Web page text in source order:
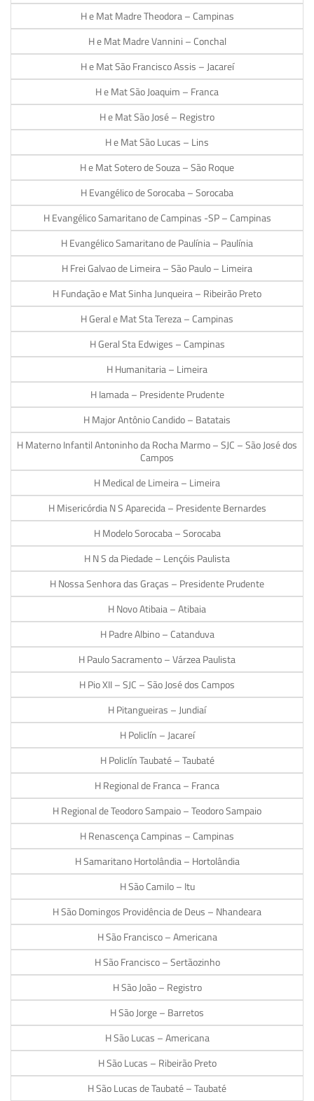
H e Mat Madre Theodora – Campinas
H e Mat Madre Vannini – Conchal
H e Mat São Francisco Assis – Jacareí
H e Mat São Joaquim – Franca
H e Mat São José – Registro
H e Mat São Lucas – Lins
H e Mat Sotero de Souza – São Roque
H Evangélico de Sorocaba – Sorocaba
H Evangélico Samaritano de Campinas -SP – Campinas
H Evangélico Samaritano de Paulínia – Paulínia
H Frei Galvao de Limeira – São Paulo – Limeira
H Fundação e Mat Sinha Junqueira – Ribeirão Preto
H Geral e Mat Sta Tereza – Campinas
H Geral Sta Edwiges – Campinas
H Humanitaria – Limeira
H Iamada – Presidente Prudente
H Major Antônio Candido – Batatais
H Materno Infantil Antoninho da Rocha Marmo – SJC – São José dos
Campos
H Medical de Limeira – Limeira
H Misericórdia N S Aparecida – Presidente Bernardes
H Modelo Sorocaba – Sorocaba
H N S da Piedade – Lençóis Paulista
H Nossa Senhora das Graças – Presidente Prudente
H Novo Atibaia – Atibaia
H Padre Albino – Catanduva
H Paulo Sacramento – Várzea Paulista
H Pio XII – SJC – São José dos Campos
H Pitangueiras – Jundiaí
H Policlín – Jacareí
H Policlín Taubaté – Taubaté
H Regional de Franca – Franca
H Regional de Teodoro Sampaio – Teodoro Sampaio
H Renascença Campinas – Campinas
H Samaritano Hortolândia – Hortolândia
H São Camilo – Itu
H São Domingos Providência de Deus – Nhandeara
H São Francisco – Americana
H São Francisco – Sertãozinho
H São João – Registro
H São Jorge – Barretos
H São Lucas – Americana
H São Lucas – Ribeirão Preto
H São Lucas de Taubaté – Taubaté